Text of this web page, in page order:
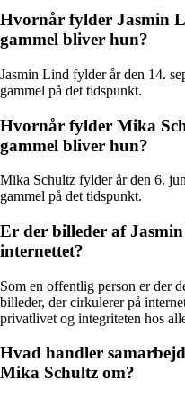
Hvornår fylder Jasmin
gammel bliver hun?
Jasmin Lind fylder år den 14.
gammel på det tidspunkt.
Hvornår fylder Mika
gammel bliver hun?
Mika Schultz fylder år den 6.
gammel på det tidspunkt.
Er der billeder af
internettet?
Som en offentlig person er der
billeder, der cirkulerer på
privatlivet og integriteten hos
Hvad handler
Mika Schultz om?